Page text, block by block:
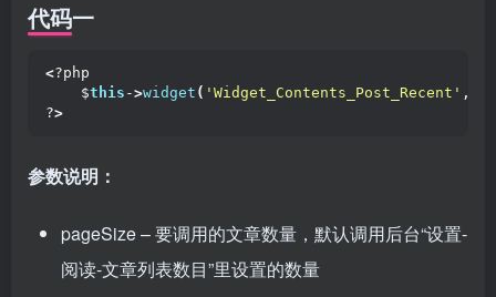
代码一
<?php
    $
this ->widget ( 'Widget_Contents_Post_Recent' ,
?>
参数说明：
pageSize – 要调用的文章数量，默认调用后台“设置-
阅读-文章列表数目”里设置的数量